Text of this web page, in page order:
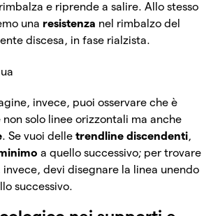
e riprende a salire. Allo stesso
una resistenza nel rimbalzo del
discesa, in fase rialzista.
invece, puoi osservare che è
solo linee orizzontali ma anche
. Se vuoi delle trendline discendenti,
a quello successivo; per trovare
devi disegnare la linea unendo
successivo.